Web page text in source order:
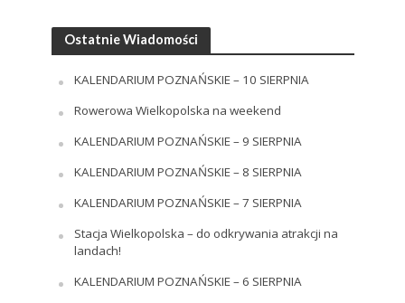
Ostatnie Wiadomości
KALENDARIUM POZNAŃSKIE – 10 SIERPNIA
Rowerowa Wielkopolska na weekend
KALENDARIUM POZNAŃSKIE – 9 SIERPNIA
KALENDARIUM POZNAŃSKIE – 8 SIERPNIA
KALENDARIUM POZNAŃSKIE – 7 SIERPNIA
Stacja Wielkopolska – do odkrywania atrakcji na
landach!
KALENDARIUM POZNAŃSKIE – 6 SIERPNIA